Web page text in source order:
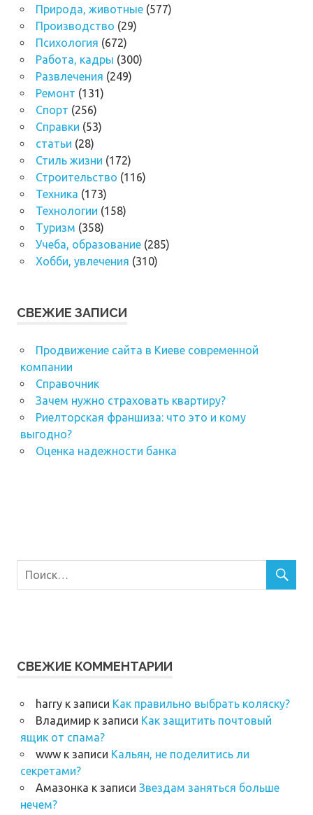
Природа, животные(577)
Производство (29)
Психология (672)
Работа, кадры (300)
Развлечения (249)
Ремонт (131)
Спорт (256)
Справки (53)
статьи (28)
Стиль жизни (172)
Строительство (116)
Техника (173)
Технологии (158)
Туризм (358)
Учеба, образование(285)
Хобби, увлечения (310)
СВЕЖИЕ ЗАПИСИ
Продвижение сайта в Киеве современной
компании
Справочник
Зачем нужно страховать квартиру?
Риелторская франшиза: что это и кому
выгодно?
Оценка надежности банка
СВЕЖИЕ КОММЕНТАРИИ
harryк записи Как правильно выбрать коляску?
Владимирк записи Как защитить почтовый
ящик от спама?
wwwк записи Кальян, не поделитись ли
секретами?
Амазонка к записи Звездам заняться больше
нечем?